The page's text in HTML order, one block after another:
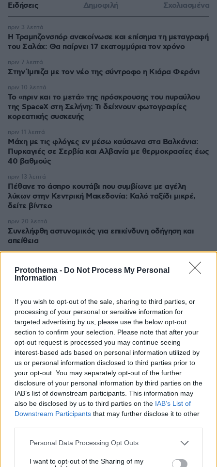
Protothema - Do Not Process My Personal
Information
If you wish to opt-out of the sale, sharing to third parties, or
processing of your personal or sensitive information for
targeted advertising by us, please use the below opt-out
section to confirm your selection. Please note that after your
opt-out request is processed you may continue seeing
interest-based ads based on personal information utilized by
us or personal information disclosed to third parties prior to
your opt-out. You may separately opt-out of the further
disclosure of your personal information by third parties on the
IAB’s list of downstream participants. This information may
also be disclosed by us to third parties on the IAB’s List of
Downstream Participants that may further disclose it to other
Please note that this website/app uses one or more Google
not limited to your visit or usage behaviour. You may click to
Personal Data Processing Opt Outs
I want to opt-out of the Sharing of my
Ειδήσεις Δημοφιλή Σχολιασμένα
Η Τραμπζονσπόρ ανακοίνωσε και επίσημα τη μεταγραφή
του Σαλάχ: Θα παίρνει 17 εκατομμύρια τον χρόνο
πριν 3 λεπτά
Στην Ίμπιζα με τον νέο της σύντροφο η Κιάρα Φεράνι
πριν 7 λεπτά
Το «πριν και το μετά» της πρόσκρουσης του πυραύλου
της SpaceX στη Σελήνη: Τι δείχνουν φωτογραφίες
κορεατικής συσκευής
πριν 10 λεπτά
Μάχη με τις φλόγες εν μέσω καύσωνα στα Βαλκάνια:
Πυρκαγιές σε Σερβία και Αλβανία με θερμοκρασίες έως
40 βαθμούς
πριν 11 λεπτά
Πέθανε το άσπρο κουτάβι που συμβίωνε με αγέλη
λύκων στην Κεντρική Μακεδονία: Καλό ταξίδι μικρέ,
δείτε βίντεο
πριν 13 λεπτά
Συνελήφθη αστυνομικός για επικίνδυνη οδήγηση και
απείθεια
πριν 20 λεπτά
Δημήτρης Ξανθάκης: Η γνήσια λαϊκή φωνή, οι
συνεργασίες, τα κορυφαία του τραγούδια, γιατί δεν
Οι πρώτες δηλώσεις του Λιβάι Γκαρσία: «Με έπεισαν ο
προπονητής και ο τεχνικός διευθυντής του
Παναθηναϊκού», βίντεο
πριν 21 λεπτά
Αυτά είναι τα σημάδια που δείχνουν ότι ο σκύλος σας
είναι παραμελημένος
πριν 22 λεπτά
Rihanna: Χορεύει αισθησιακά στον A$AP Rocky κατά τη
διάρκεια κρουαζιέρας στα Μπαρμπέιντος
πριν 22 λεπτά
ΔΕΙΤΕ ΟΛΕΣ ΤΙΣ ΕΙΔΗΣΕΙΣ